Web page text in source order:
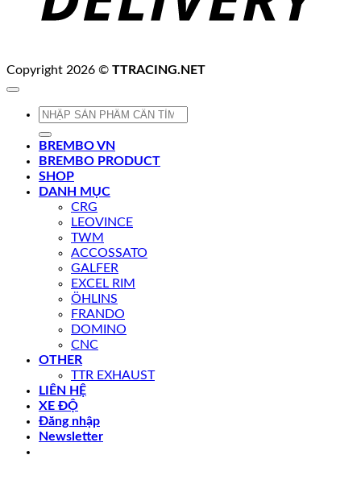
Copyright 2026 © TTRACING.NET
Tìm
BREMBO VN
BREMBO PRODUCT
SHOP
DANH MỤC
CRG
LEOVINCE
TWM
ACCOSSATO
GALFER
EXCEL RIM
ÖHLINS
FRANDO
DOMINO
CNC
OTHER
TTR EXHAUST
LIÊN HỆ
XE ĐỘ
Đăng nhập
Newsletter